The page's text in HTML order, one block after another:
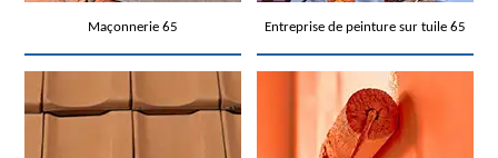
Maçonnerie 65 Entreprise de peinture sur tuile 65